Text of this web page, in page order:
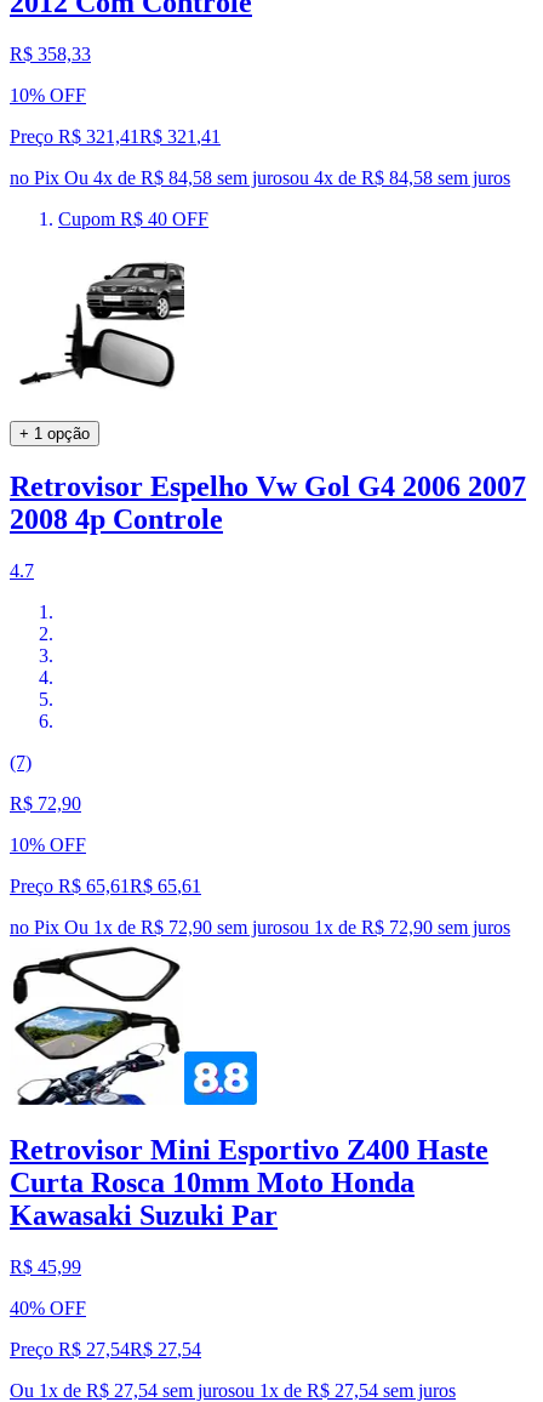
R$ 358,33
10% OFF
Preço R$ 321,41R$ 321 ,41
no Pix Ou 4x de R$ 84,58 sem jurosou 4x de R$ 84,58 sem juros
Cupom R$ 40 OFF
+ 1 opção
Retrovisor Espelho Vw Gol G4 2006 2007
2008 4p Controle
4.7
(7)
R$ 72,90
10% OFF
Preço R$ 65,61R$ 65,61
no Pix Ou 1x de R$ 72,90 sem jurosou 1x de R$ 72,90 sem juros
Retrovisor Mini Esportivo Z400 Haste
Curta Rosca 10mm Moto Honda
Kawasaki Suzuki Par
R$ 45,99
40% OFF
Preço R$ 27,54R$ 27,54
Ou 1x de R$ 27,54 sem jurosou 1x de R$ 27,54 sem juros